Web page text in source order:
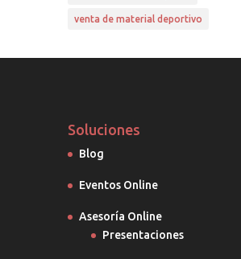
venta de material deportivo
Soluciones
Blog
Eventos Online
Asesoría Online
Presentaciones